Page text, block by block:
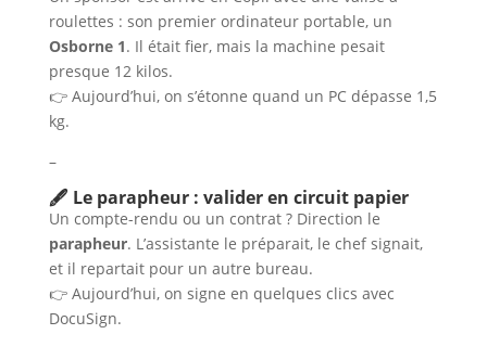
roulettes : son premier ordinateur portable, un
Osborne 1. Il était fier, mais la machine pesait
presque 12 kilos.
👉 Aujourd’hui, on s’étonne quand un PC dépasse 1,5
kg.
–
🖋️ Le parapheur : valider en circuit papier
Un compte-rendu ou un contrat ? Direction le
parapheur. L’assistante le préparait, le chef signait,
et il repartait pour un autre bureau.
👉 Aujourd’hui, on signe en quelques clics avec
DocuSign.